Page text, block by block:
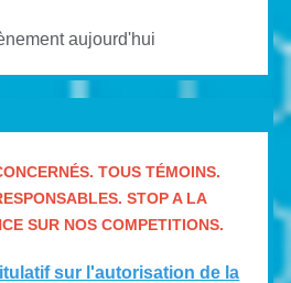
aujourd'hui
TOUS TÉMOINS.
STOP A LA
SUR NOS COMPETITIONS.
sur l'autorisation de la